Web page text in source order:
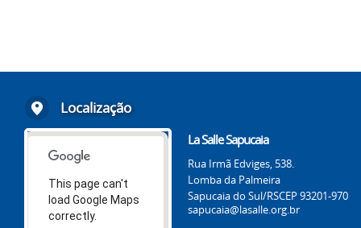
Localização
This page can't
load Google Maps
correctly.
La Salle Sapucaia
Rua Irmã Edviges, 538.
Lomba da Palmeira
Sapucaia do Sul/RSCEP 93201-970
sapucaia@lasalle.org.br